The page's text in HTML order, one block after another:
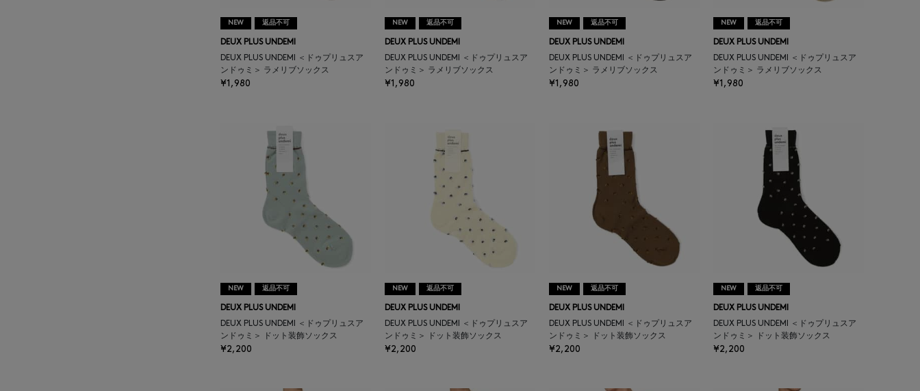
NEW 返品不可
DEUX PLUS UNDEMI
DEUX PLUS UNDEMI ＜ドゥプリュスア
ンドゥミ＞ ラメリブソックス
¥1,980
NEW 返品不可
DEUX PLUS UNDEMI
DEUX PLUS UNDEMI ＜ドゥプリュスア
ンドゥミ＞ ラメリブソックス
¥1,980
NEW 返品不可
DEUX PLUS UNDEMI
DEUX PLUS UNDEMI ＜ドゥプリュスア
ンドゥミ＞ ラメリブソックス
¥1,980
NEW 返品不可
DEUX PLUS UNDEMI
DEUX PLUS UNDEMI ＜ドゥプリュスア
ンドゥミ＞ ラメリブソックス
¥1,980
NEW 返品不可
DEUX PLUS UNDEMI
DEUX PLUS UNDEMI ＜ドゥプリュスア
ンドゥミ＞ ドット装飾ソックス
¥2,200
NEW 返品不可
DEUX PLUS UNDEMI
DEUX PLUS UNDEMI ＜ドゥプリュスア
ンドゥミ＞ ドット装飾ソックス
¥2,200
NEW 返品不可
DEUX PLUS UNDEMI
DEUX PLUS UNDEMI ＜ドゥプリュスア
ンドゥミ＞ ドット装飾ソックス
¥2,200
NEW 返品不可
DEUX PLUS UNDEMI
DEUX PLUS UNDEMI ＜ドゥプリュスア
ンドゥミ＞ ドット装飾ソックス
¥2,200